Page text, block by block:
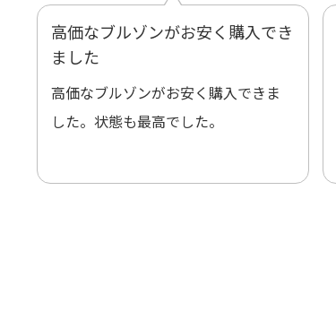
高価なブルゾンがお安く購入でき
ました
高価なブルゾンがお安く購入できま
した。状態も最高でした。